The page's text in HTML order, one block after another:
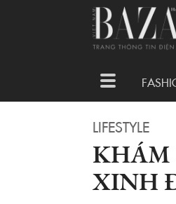
Toggle
navigation
LIFESTYLE
KHÁM
XINH